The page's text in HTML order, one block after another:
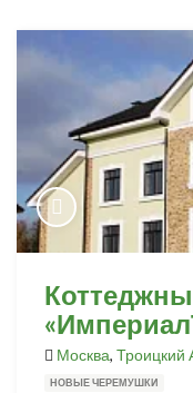
Москва, Троицкий
НОВЫЕ ЧЕРЕМУШКИ